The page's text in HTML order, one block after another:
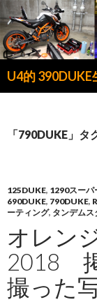
U4的 390DUKE
索
ン
キ
ッ
「790DUKE」タ
125DUKE, 1290スーパ
690DUKE, 790DUKE,
ーティング, タンデムス
オレン
2018
撮った